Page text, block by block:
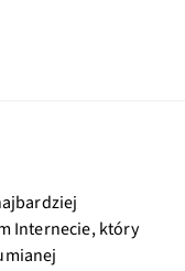
Internecie, który